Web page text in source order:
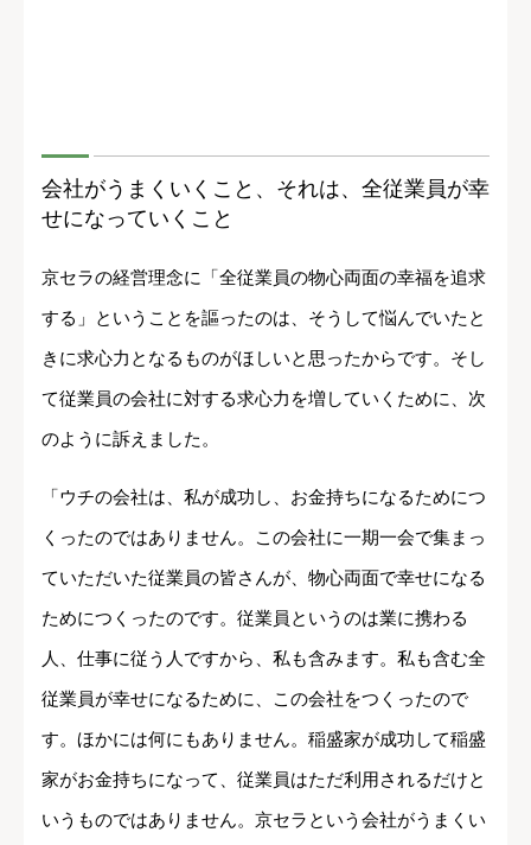
会社がうまくいくこと、それは、全従業員が幸
せになっていくこと
京セラの経営理念に「全従業員の物心両面の幸福を追求
する」ということを謳ったのは、そうして悩んでいたと
きに求心力となるものがほしいと思ったからです。そし
て従業員の会社に対する求心力を増していくために、次
のように訴えました。
「ウチの会社は、私が成功し、お金持ちになるためにつ
くったのではありません。この会社に一期一会で集まっ
ていただいた従業員の皆さんが、物心両面で幸せになる
ためにつくったのです。従業員というのは業に携わる
人、仕事に従う人ですから、私も含みます。私も含む全
従業員が幸せになるために、この会社をつくったので
す。ほかには何にもありません。稲盛家が成功して稲盛
家がお金持ちになって、従業員はただ利用されるだけと
いうものではありません。京セラという会社がうまくい